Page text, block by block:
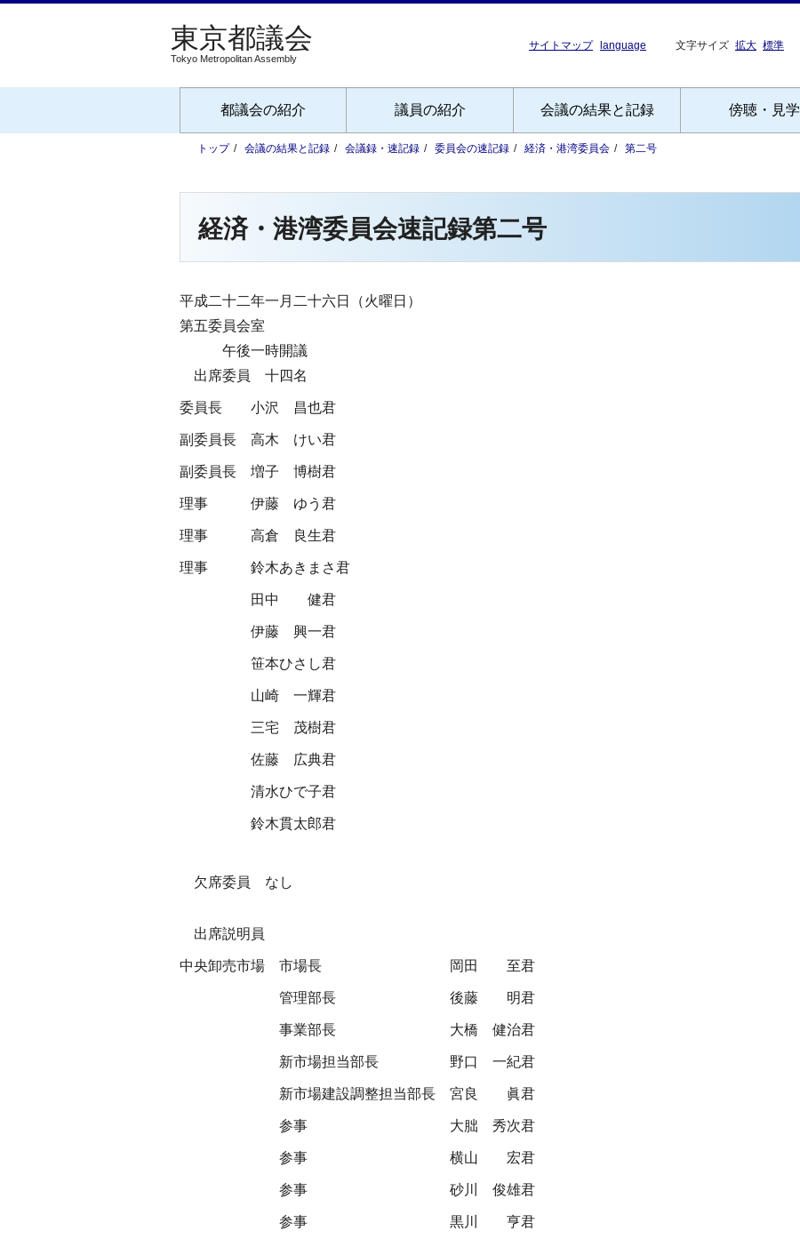
Tokyo Metropolitan Assembly
サイトマップ language 文字サイズ 拡大 標準
都議会の紹介 議員の紹介 会議の結果と記録 傍聴・見学
トップ 会議の結果と記録 会議録・速記録 委員会の速記録 経済・港湾委員会 第二号
経済・港湾委員会速記録第二号
平成二十二年一月二十六日（火曜日）
第五委員会室
午後一時開議
出席委員 十四名
委員長 小沢 昌也君
副委員長 高木 けい君
副委員長 増子 博樹君
理事 伊藤 ゆう君
理事 高倉 良生君
理事 鈴木あきまさ君
田中 健君
伊藤 興一君
笹本ひさし君
山崎 一輝君
三宅 茂樹君
佐藤 広典君
清水ひで子君
鈴木貫太郎君
欠席委員 なし
出席説明員
中央卸売市場 市場長 岡田 至君
管理部長 後藤 明君
事業部長 大橋 健治君
新市場担当部長 野口 一紀君
新市場建設調整担当部長 宮良 眞君
参事 大朏 秀次君
参事 横山 宏君
参事 砂川 俊雄君
参事 黒川 亨君